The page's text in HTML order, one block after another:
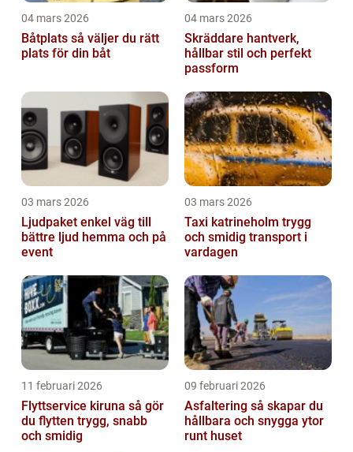
04 mars 2026
Båtplats så väljer du rätt
plats för din båt
04 mars 2026
Skräddare hantverk,
hållbar stil och perfekt
passform
03 mars 2026
Ljudpaket enkel väg till
bättre ljud hemma och på
event
03 mars 2026
Taxi katrineholm trygg
och smidig transport i
vardagen
11 februari 2026
Flyttservice kiruna så gör
du flytten trygg, snabb
och smidig
09 februari 2026
Asfaltering så skapar du
hållbara och snygga ytor
runt huset